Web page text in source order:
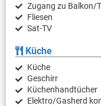
Zugang zu Balkon/
Fliesen
Sat-TV
Küche
Küche
Geschirr
Küchenhandtücher
Elektro/Gasherd